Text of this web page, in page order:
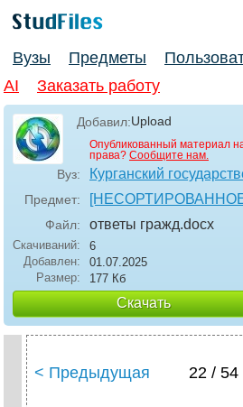
Вузы Предметы
AI
Заказать работу
Добавил:Upload
Опубликованный материал
права? Сообщите нам.
Вуз: Курганский
Предмет:
Файл: ответы гражд.docx
Скачиваний:
6
Добавлен:
01.07.2025
Размер:
177 Кб
Скачать
< Предыдущая 22 / 54